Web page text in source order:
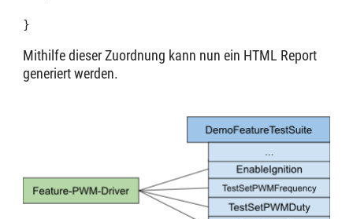
}
Mithilfe dieser Zuordnung kann nun ein HTML Report
generiert werden.